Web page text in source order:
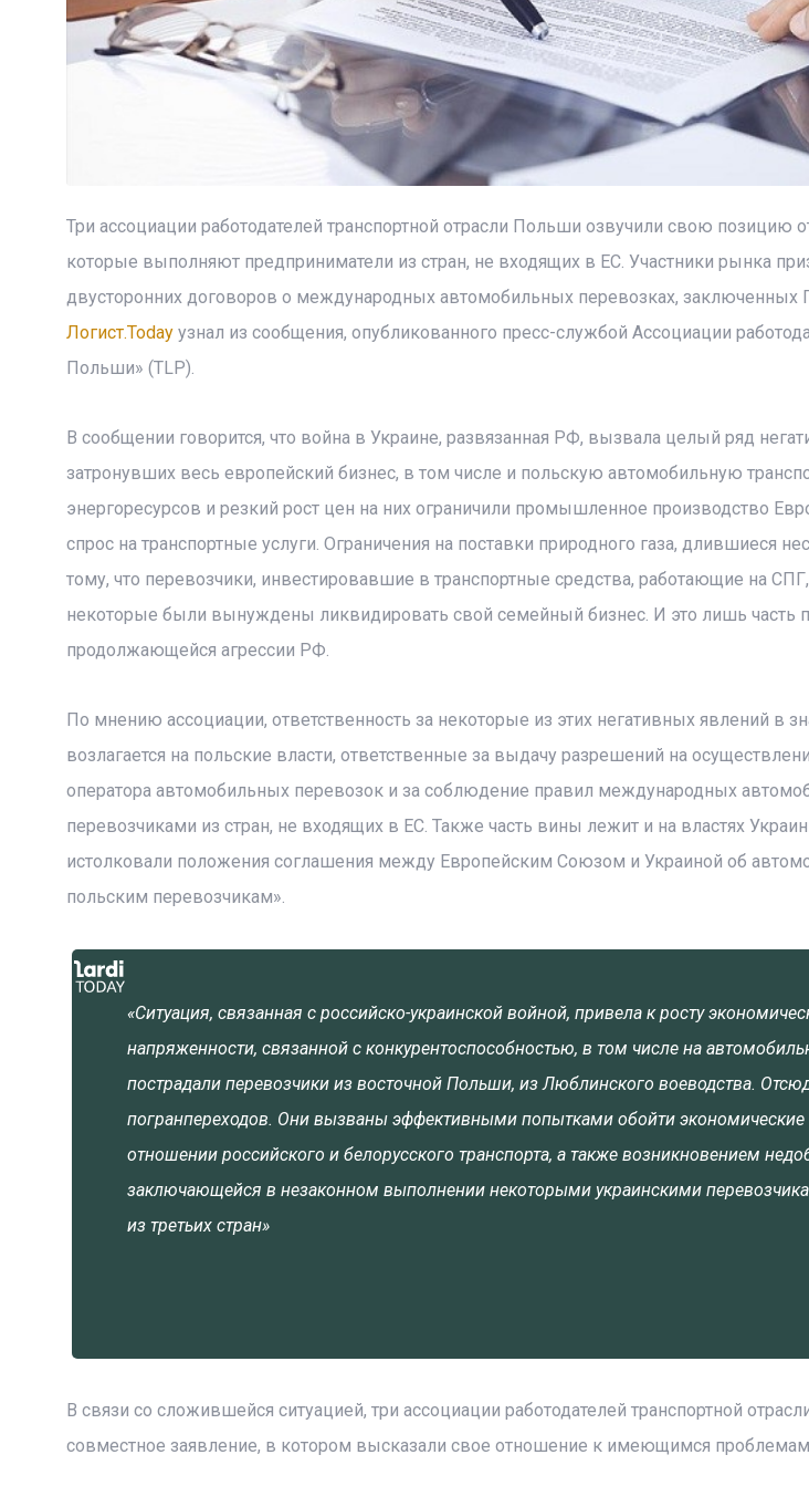
Три ассоциации работодателей транспортной отрасли Польши озвучили свою позицию
которые выполняют предприниматели из стран, не входящих в ЕС. Участники рынка
двусторонних договоров о международных автомобильных перевозках,
Логист.Todayузнал из сообщения, опубликованного пресс-службой Ассоциации
Польши» (TLP).
В сообщении говорится, что война в Украине, развязанная РФ, вызвала целый ряд
затронувших весь европейский бизнес, в том числе и польскую автомобильную
энергоресурсов и резкий рост цен на них ограничили промышленное производство
спрос на транспортные услуги. Ограничения на поставки природного газа, длившиеся
тому, что перевозчики, инвестировавшие в транспортные средства, работающие на
некоторые были вынуждены ликвидировать свой семейный бизнес. И это лишь часть
продолжающейся агрессии РФ.
По мнению ассоциации, ответственность за некоторые из этих негативных явлений в
возлагается на польские власти, ответственные за выдачу разрешений на
оператора автомобильных перевозок и за соблюдение правил международных
перевозчиками из стран, не входящих в ЕС. Также часть вины лежит и на властях
истолковали положения соглашения между Европейским Союзом и Украиной об
польским перевозчикам».
«Ситуация, связанная с российско-украинской войной, привела к росту
напряженности, связанной с конкурентоспособностью, в том числе на
пострадали перевозчики из восточной Польши, из Люблинского воеводства.
погранпереходов. Они вызваны эффективными попытками обойти
отношении российского и белорусского транспорта, а также возникновением
заключающейся в незаконном выполнении некоторыми украинскими
из третьих стран»
В связи со сложившейся ситуацией, три ассоциации работодателей транспортной
совместное заявление, в котором высказали свое отношение к имеющимся